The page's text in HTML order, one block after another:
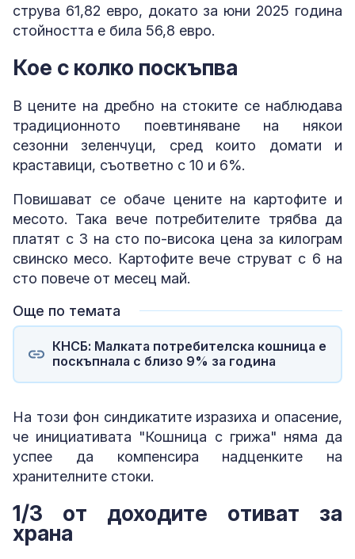
струва 61,82 евро, докато за юни 2025 година
стойността е била 56,8 евро.
Кое с колко поскъпва
В цените на дребно на стоките се наблюдава
традиционното поевтиняване на някои
сезонни зеленчуци, сред които домати и
краставици, съответно с 10 и 6%.
Повишават се обаче цените на картофите и
месото. Така вече потребителите трябва да
платят с 3 на сто по-висока цена за килограм
свинско месо. Картофите вече струват с 6 на
сто повече от месец май.
Още по темата
КНСБ: Малката потребителска кошница е
поскъпнала с близо 9% за година
На този фон синдикатите изразиха и опасение,
че инициативата "Кошница с грижа" няма да
успее да компенсира надценките на
хранителните стоки.
1/3 от доходите отиват за
храна